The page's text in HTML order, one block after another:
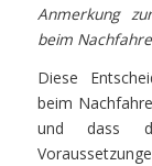
Anmerkung
beim
Diese
beim
und dass